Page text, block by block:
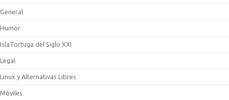
General
Humor
IslaTortuga del Siglo XXI
Legal
Linux y Alternativas Libres
Móviles